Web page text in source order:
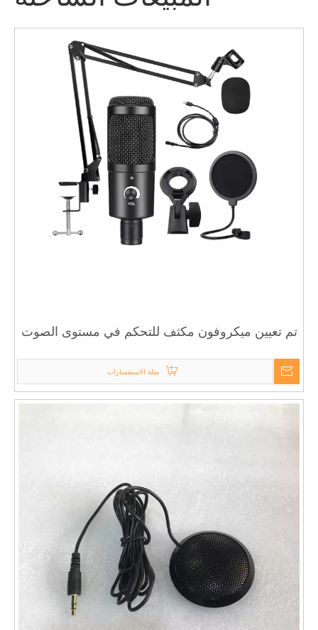
تم تعيين ميكروفون مكثف للتحكم في مستوى الصوت
سلة الاستفسارات